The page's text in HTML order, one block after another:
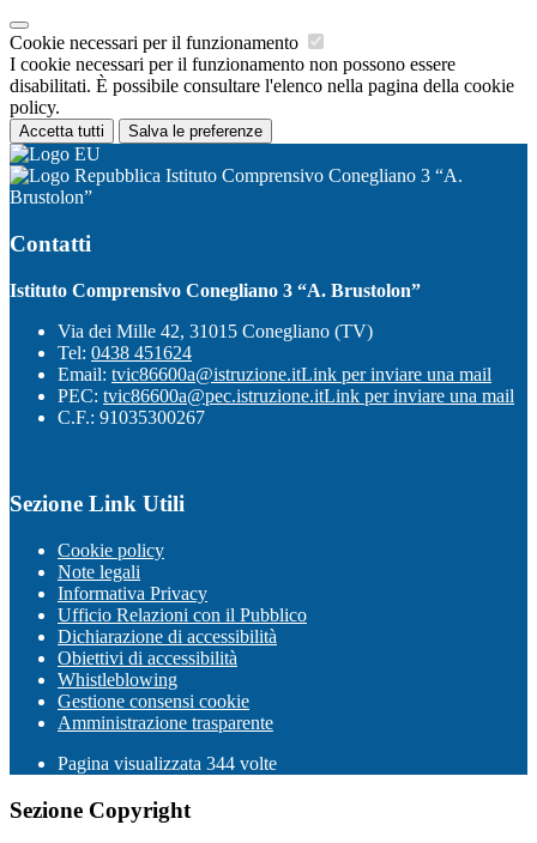
Cookie necessari per il funzionamento
I cookie necessari per il funzionamento non possono essere
disabilitati. È possibile consultare l'elenco nella pagina della cookie
policy.
Accetta tutti Salva le preferenze
Istituto Comprensivo Conegliano 3 “A.
Brustolon”
Contatti
Istituto Comprensivo Conegliano 3 “A. Brustolon”
Via dei Mille 42, 31015 Conegliano (TV)
Tel: 0438 451624
Email: tvic86600a@istruzione.itLink per inviare una mail
PEC: tvic86600a@pec.istruzione.itLink per inviare una mail
C.F.: 91035300267
Sezione Link Utili
Cookie policy
Note legali
Informativa Privacy
Ufficio Relazioni con il Pubblico
Dichiarazione di accessibilità
Obiettivi di accessibilità
Whistleblowing
Gestione consensi cookie
Amministrazione trasparente
Pagina visualizzata 344 volte
Sezione Copyright